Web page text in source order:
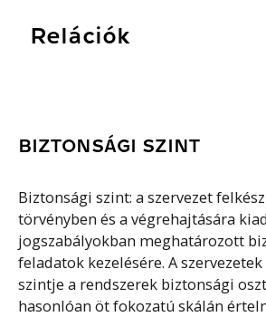
Relációk
BIZTONSÁGI SZINT
Biztonsági szint: a szervezet
törvényben és a végrehajtására
jogszabályokban meghatározott
feladatok kezelésére. A
szintje a rendszerek biztonsági
hasonlóan öt fokozatú skálán